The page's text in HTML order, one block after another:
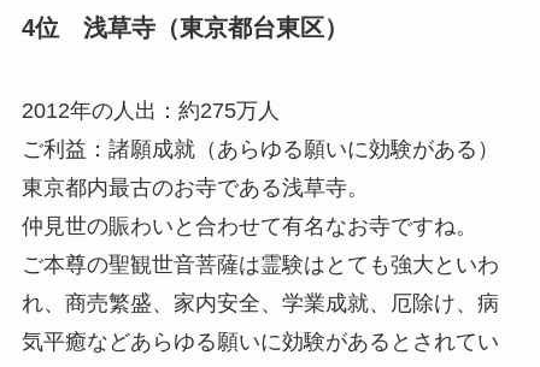
4位 浅草寺（東京都台東区）
2012年の人出：約275万人
ご利益：諸願成就（あらゆる願いに効験がある）
東京都内最古のお寺である浅草寺。
仲見世の賑わいと合わせて有名なお寺ですね。
ご本尊の聖観世音菩薩は霊験はとても強大といわ
れ、商売繁盛、家内安全、学業成就、厄除け、病
気平癒などあらゆる願いに効験があるとされてい